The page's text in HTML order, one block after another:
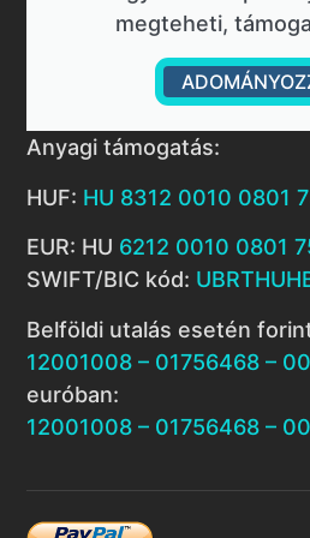
megteheti,
Anyagi támogatás:
HUF: HU 8312 0010 0801
EUR: HU 6212 0010 0801
SWIFT/BIC kód:
Belföldi utalás esetén
12001008 – 01756468 –
euróban:
12001008 – 01756468 –